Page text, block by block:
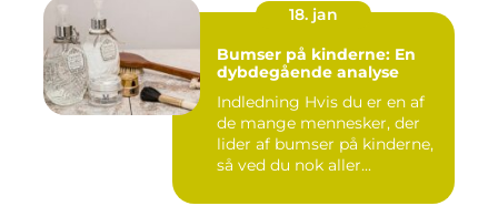
18. jan
Bumser på kinderne: En
dybdegående analyse
Indledning Hvis du er en af
de mange mennesker, der
lider af bumser på kinderne,
så ved du nok aller...